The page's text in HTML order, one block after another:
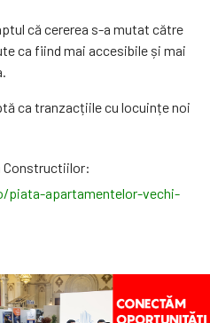
că cererea s-a mutat către
ca fiind mai accesibile și mai
ca tranzacțiile cu locuințe noi
Constructiilor:
apartamentelor-vechi-